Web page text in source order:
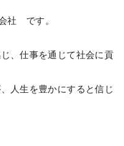
社 です。
、仕事を通じて社会に貢
人生を豊かにすると信じ